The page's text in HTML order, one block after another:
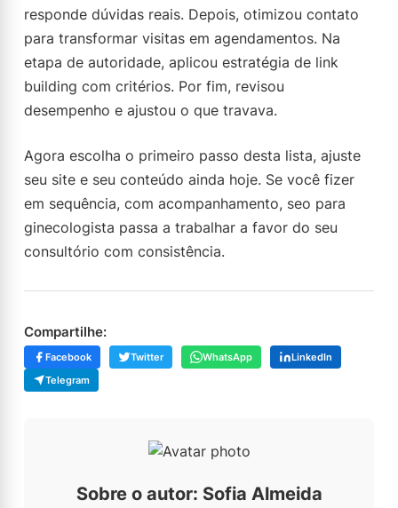
responde dúvidas reais. Depois, otimizou contato
para transformar visitas em agendamentos. Na
etapa de autoridade, aplicou estratégia de link
building com critérios. Por fim, revisou
desempenho e ajustou o que travava.
Agora escolha o primeiro passo desta lista, ajuste
seu site e seu conteúdo ainda hoje. Se você fizer
em sequência, com acompanhamento, seo para
ginecologista passa a trabalhar a favor do seu
consultório com consistência.
Compartilhe:
Facebook Twitter WhatsApp
LinkedIn
Telegram
Sobre o autor: Sofia Almeida